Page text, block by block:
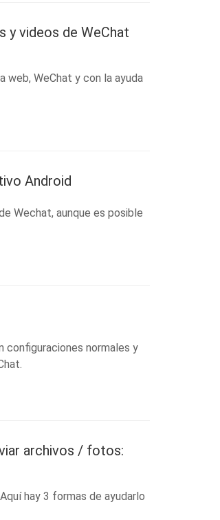
y videos de WeChat
web, WeChat y con la ayuda
Android
Wechat, aunque es posible
configuraciones normales y
archivos / fotos:
hay 3 formas de ayudarlo